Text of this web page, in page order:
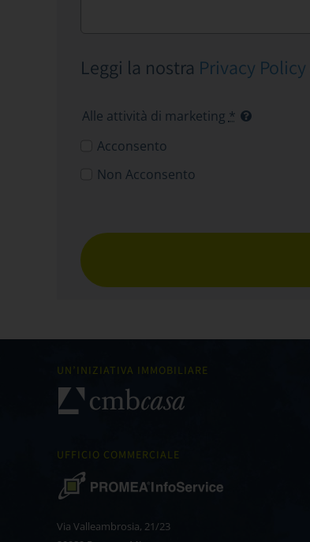
Leggi la nostra Privacy Policy
Alle attività di marketing *
Acconsento
Non Acconsento
UN’INIZIATIVA IMMOBILIARE
UFFICIO COMMERCIALE
Via Valleambrosia, 21/23